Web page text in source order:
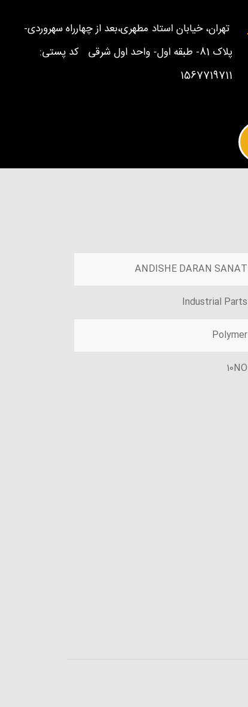
تهران، خیابان استاد مطهری،بعد از چهارراه سهروردی-
پلاک 81- طبقه اول- واحد اول شرقی کد پستی:
1567719711
ANDISHE DARAN SANAT
Industrial Parts
Polymer
10NO